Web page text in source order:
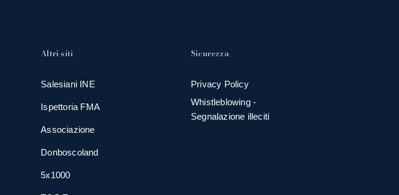
Altri siti
Salesiani INE
Ispettoria FMA
Associazione
Donboscoland
5x1000
Sicurezza
Privacy Policy
Whistleblowing -
Segnalazione illeciti